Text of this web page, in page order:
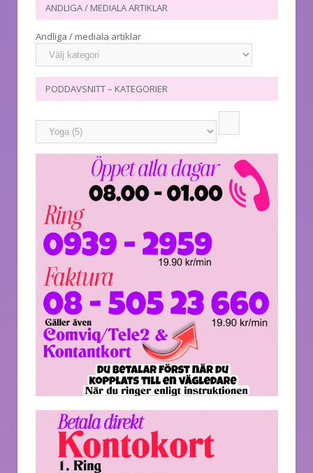
ANDLIGA / MEDIALA ARTIKLAR
Andliga / mediala artiklar
PODDAVSNITT – KATEGORIER